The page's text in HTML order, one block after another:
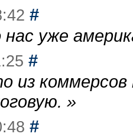
#
уже
#
из
»
#